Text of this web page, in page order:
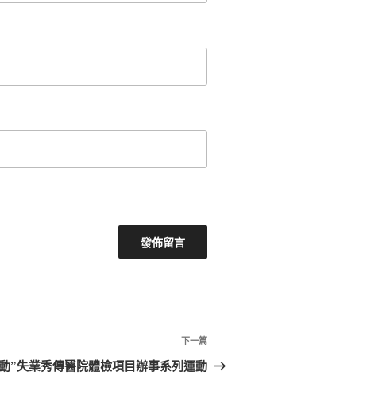
下
一
下一篇
”失業秀傳醫院體檢項目辦事系列運動